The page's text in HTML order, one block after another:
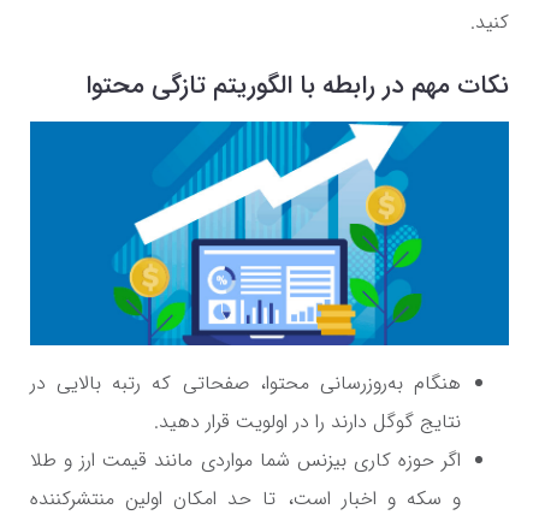
کنید.
نکات مهم در رابطه با الگوریتم تازگی محتوا
هنگام به‌روزرسانی محتوا، صفحاتی که رتبه بالایی در
نتایج گوگل دارند را در اولویت قرار دهید.
اگر حوزه کاری بیزنس شما مواردی مانند قیمت ارز و طلا
و سکه و اخبار است، تا حد امکان اولین منتشرکننده